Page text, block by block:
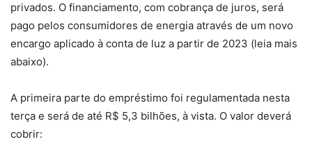
privados. O financiamento, com cobrança de juros, será
pago pelos consumidores de energia através de um novo
encargo aplicado à conta de luz a partir de 2023 (leia mais
abaixo).
A primeira parte do empréstimo foi regulamentada nesta
terça e será de até R$ 5,3 bilhões, à vista. O valor deverá
cobrir: